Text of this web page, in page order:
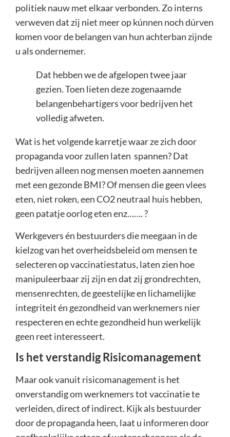
politiek nauw met elkaar verbonden. Zo interns
verweven dat zij niet meer op kúnnen noch dúrven
komen voor de belangen van hun achterban zijnde
u als ondernemer.
Dat hebben we de afgelopen twee jaar
gezien. Toen lieten deze zogenaamde
belangenbehartigers voor bedrijven het
volledig afweten.
Wat is het volgende karretje waar ze zich door
propaganda voor zullen laten spannen? Dat
bedrijven alleen nog mensen moeten aannemen
met een gezonde BMI? Of mensen die geen vlees
eten, niet roken, een CO2 neutraal huis hebben,
geen patatje oorlog eten enz……. ?
Werkgevers én bestuurders die meegaan in de
kielzog van het overheidsbeleid om mensen te
selecteren op vaccinatiestatus, laten zien hoe
manipuleerbaar zij zijn en dat zij grondrechten,
mensenrechten, de geestelijke en lichamelijke
integriteit én gezondheid van werknemers nier
respecteren en echte gezondheid hun werkelijk
geen reet interesseert.
Is het verstandig Risicomanagement
Maar ook vanuit risicomanagement is het
onverstandig om werknemers tot vaccinatie te
verleiden, direct of indirect. Kijk als bestuurder
door de propaganda heen, laat u informeren door